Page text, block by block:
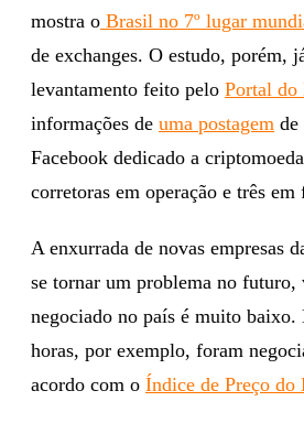
mostra o Brasil no 7º lugar
de exchanges. O estudo, porém,
levantamento feito pelo Portal do
informações de uma postagem de
Facebook dedicado a
corretoras em operação e três em
A enxurrada de novas empresas
se tornar um problema no
negociado no país é muito baixo.
horas, por exemplo, foram
acordo com o Índice de Preço do